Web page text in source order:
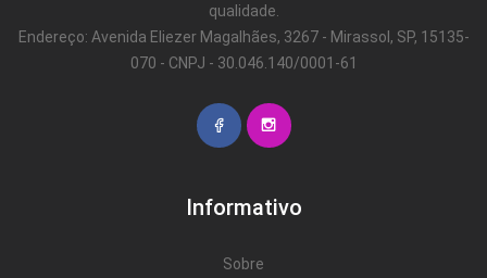
qualidade.
Endereço: Avenida Eliezer Magalhães, 3267 - Mirassol, SP, 15135-
070 - CNPJ - 30.046.140/0001-61
Informativo
Sobre